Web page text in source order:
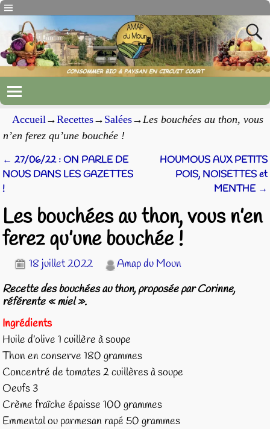
Accueil→Recettes→ Salées→Les bouchées au thon, vous
n’en ferez qu’une bouchée !
Navigation des articles
← 27/06/22 : ON PARLE DE
NOUS DANS LES GAZETTES
!
HOUMOUS AUX PETITS
POIS, NOISETTES et
MENTHE →
Les bouchées au thon, vous n’en
ferez qu’une bouchée !
18 juillet 2022
Amap du Moun
Recette des bouchées au thon, proposée par Corinne,
référente « miel ».
Ingrédients
Huile d’olive 1 cuillère à soupe
Thon en conserve 180 grammes
Concentré de tomates 2 cuillères à soupe
Oeufs 3
Crème fraîche épaisse 100 grammes
Emmental ou parmesan rapé 50 grammes